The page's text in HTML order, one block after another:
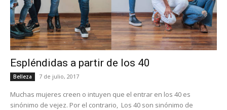
Espléndidas a partir de los 40
Belleza 7 de julio, 2017
Muchas mujeres creen o intuyen que el entrar en los 40 es
sinónimo de vejez. Por el contrario, Los 40 son sinónimo de